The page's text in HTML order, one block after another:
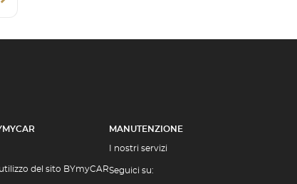
del sito BYmyCAR
MANUTENZIONE
I nostri servizi
Seguici su: